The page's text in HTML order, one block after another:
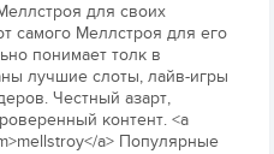
для своих
самого Меллстроя для его
понимает толк в
лучшие слоты, лайв-игры
Честный азарт,
контент. <a
a> Популярные